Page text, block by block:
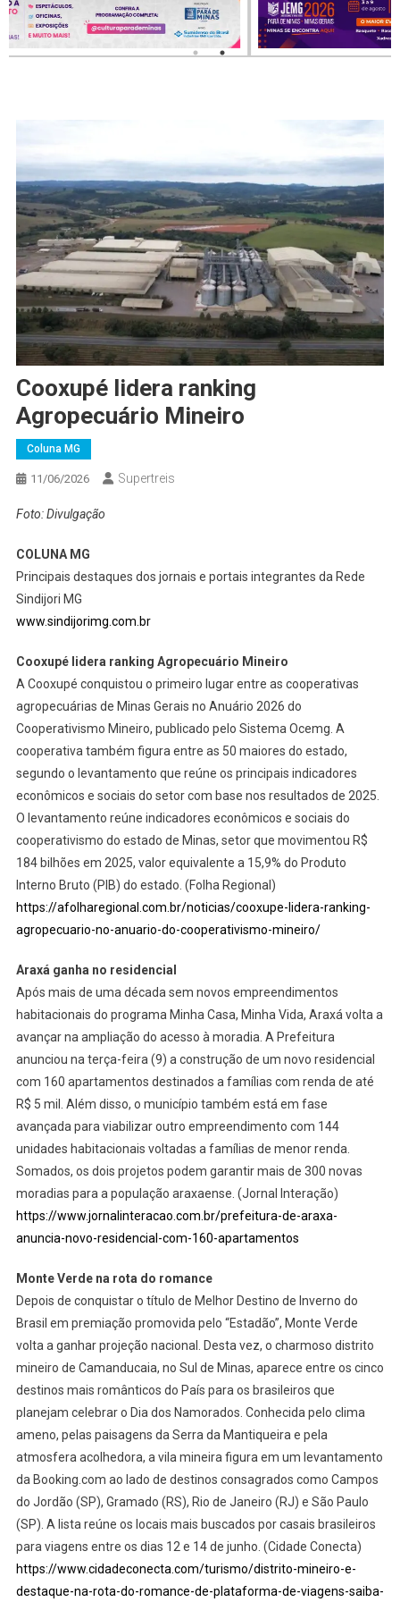
Cooxupé lidera ranking
Agropecuário Mineiro
Coluna MG
11/06/2026 Supertreis
Foto: Divulgação
COLUNA MG
Principais destaques dos jornais e portais integrantes da Rede
Sindijori MG
www.sindijorimg.com.br
Cooxupé lidera ranking Agropecuário Mineiro
A Cooxupé conquistou o primeiro lugar entre as cooperativas
agropecuárias de Minas Gerais no Anuário 2026 do
Cooperativismo Mineiro, publicado pelo Sistema Ocemg. A
cooperativa também figura entre as 50 maiores do estado,
segundo o levantamento que reúne os principais indicadores
econômicos e sociais do setor com base nos resultados de 2025.
O levantamento reúne indicadores econômicos e sociais do
cooperativismo do estado de Minas, setor que movimentou R$
184 bilhões em 2025, valor equivalente a 15,9% do Produto
Interno Bruto (PIB) do estado. (Folha Regional)
https://afolharegional.com.br/noticias/cooxupe-lidera-ranking-
agropecuario-no-anuario-do-cooperativismo-mineiro/
Araxá ganha no residencial
Após mais de uma década sem novos empreendimentos
habitacionais do programa Minha Casa, Minha Vida, Araxá volta a
avançar na ampliação do acesso à moradia. A Prefeitura
anunciou na terça-feira (9) a construção de um novo residencial
com 160 apartamentos destinados a famílias com renda de até
R$ 5 mil. Além disso, o município também está em fase
avançada para viabilizar outro empreendimento com 144
unidades habitacionais voltadas a famílias de menor renda.
Somados, os dois projetos podem garantir mais de 300 novas
moradias para a população araxaense. (Jornal Interação)
https://www.jornalinteracao.com.br/prefeitura-de-araxa-
anuncia-novo-residencial-com-160-apartamentos
Monte Verde na rota do romance
Depois de conquistar o título de Melhor Destino de Inverno do
Brasil em premiação promovida pelo “Estadão”, Monte Verde
volta a ganhar projeção nacional. Desta vez, o charmoso distrito
mineiro de Camanducaia, no Sul de Minas, aparece entre os cinco
destinos mais românticos do País para os brasileiros que
planejam celebrar o Dia dos Namorados. Conhecida pelo clima
ameno, pelas paisagens da Serra da Mantiqueira e pela
atmosfera acolhedora, a vila mineira figura em um levantamento
da Booking.com ao lado de destinos consagrados como Campos
do Jordão (SP), Gramado (RS), Rio de Janeiro (RJ) e São Paulo
(SP). A lista reúne os locais mais buscados por casais brasileiros
para viagens entre os dias 12 e 14 de junho. (Cidade Conecta)
https://www.cidadeconecta.com/turismo/distrito-mineiro-e-
destaque-na-rota-do-romance-de-plataforma-de-viagens-saiba-